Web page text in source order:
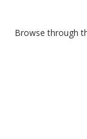
Browse through